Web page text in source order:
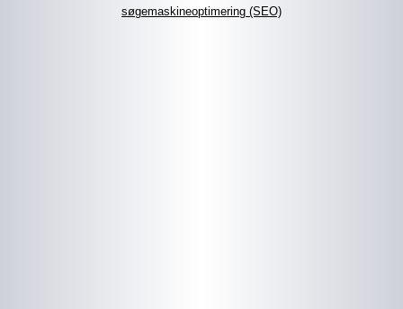
søgemaskineoptimering (SEO)